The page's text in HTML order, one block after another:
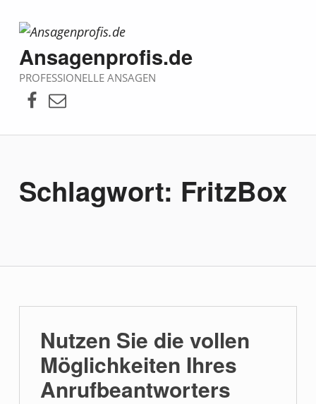
Ansagenprofis.de
PROFESSIONELLE ANSAGEN
Facebook
E-Mail
Schlagwort: FritzBox
Nutzen Sie die vollen
Möglichkeiten Ihres
Anrufbeantworters